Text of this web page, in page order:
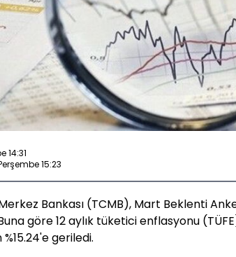
14:31
15:23
Bankası (TCMB), Mart Beklenti
göre 12 aylık tüketici enflasyonu
geriledi.